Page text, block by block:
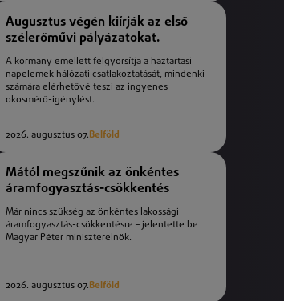
Augusztus végén kiírják az első
szélerőművi pályázatokat.
A kormány emellett felgyorsítja a háztartási
napelemek hálózati csatlakoztatását, mindenki
számára elérhetővé teszi az ingyenes
okosmérő-igénylést.
2026. augusztus 07.Belföld
Mától megszűnik az önkéntes
áramfogyasztás-csökkentés
Már nincs szükség az önkéntes lakossági
áramfogyasztás-csökkentésre – jelentette be
Magyar Péter miniszterelnök.
2026. augusztus 07.Belföld